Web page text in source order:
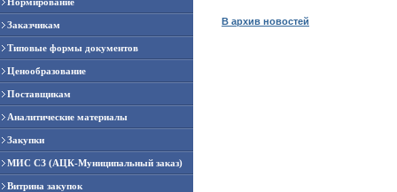
Заказчикам
Типовые формы документов
Ценообразование
Поставщикам
Аналитические материалы
Закупки
МИС СЗ (АЦК-Муниципальный заказ)
Витрина закупок
В архив новостей